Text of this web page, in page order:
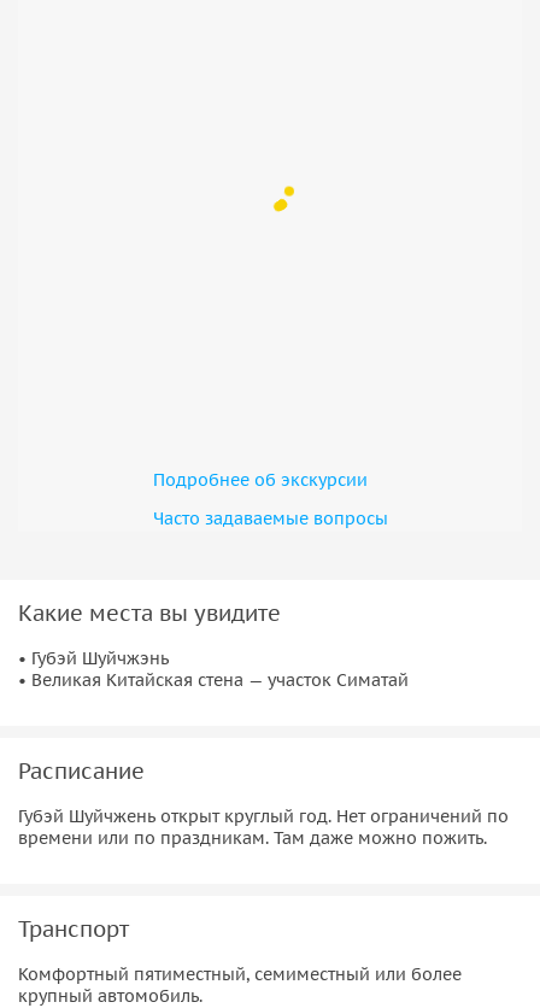
Подробнее об экскурсии
Часто задаваемые вопросы
Какие места вы увидите
• Губэй Шуйчжэнь
• Великая Китайская стена — участок Симатай
Расписание
Губэй Шуйчжень открыт круглый год. Нет ограничений по
времени или по праздникам. Там даже можно пожить.
Транспорт
Комфортный пятиместный, семиместный или более
крупный автомобиль.